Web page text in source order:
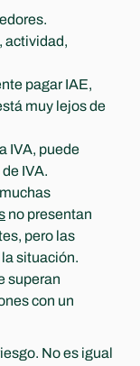
actividad,
pagar IAE,
muy lejos de
IVA, puede
IVA.
no presentan
pero las
situación.
superan
con un
No es igual